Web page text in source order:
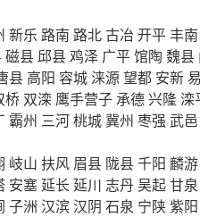
新乐 路南 路北古冶 开平丰南
磁县邱县鸡泽 广平馆陶 魏县
县 高阳 容城 涞源望都 安新
桥 双滦 鹰手营子承德兴隆 滦
霸州 三河桃城冀州 枣强 武邑
岐山 扶风 眉县 陇县千阳 麟游
安塞延长 延川 志丹吴起甘泉
子洲 汉滨汉阴 石泉 宁陕紫阳